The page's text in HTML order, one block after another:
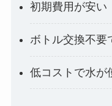
初期費用が安い
ボトル交換不要
低コストで水が